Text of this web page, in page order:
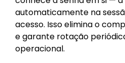
automaticamente na
acesso. Isso elimina o
e garante rotação
operacional.